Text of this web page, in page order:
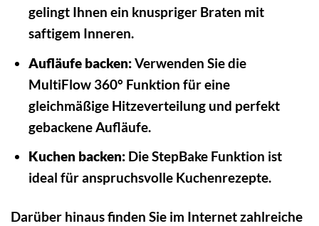
gelingt Ihnen ein knuspriger Braten mit
saftigem Inneren.
Aufläufe backen:Verwenden Sie die
MultiFlow 360° Funktion für eine
gleichmäßige Hitzeverteilung und perfekt
gebackene Aufläufe.
Kuchen backen:Die StepBake Funktion ist
ideal für anspruchsvolle Kuchenrezepte.
Darüber hinaus finden Sie im Internet zahlreiche